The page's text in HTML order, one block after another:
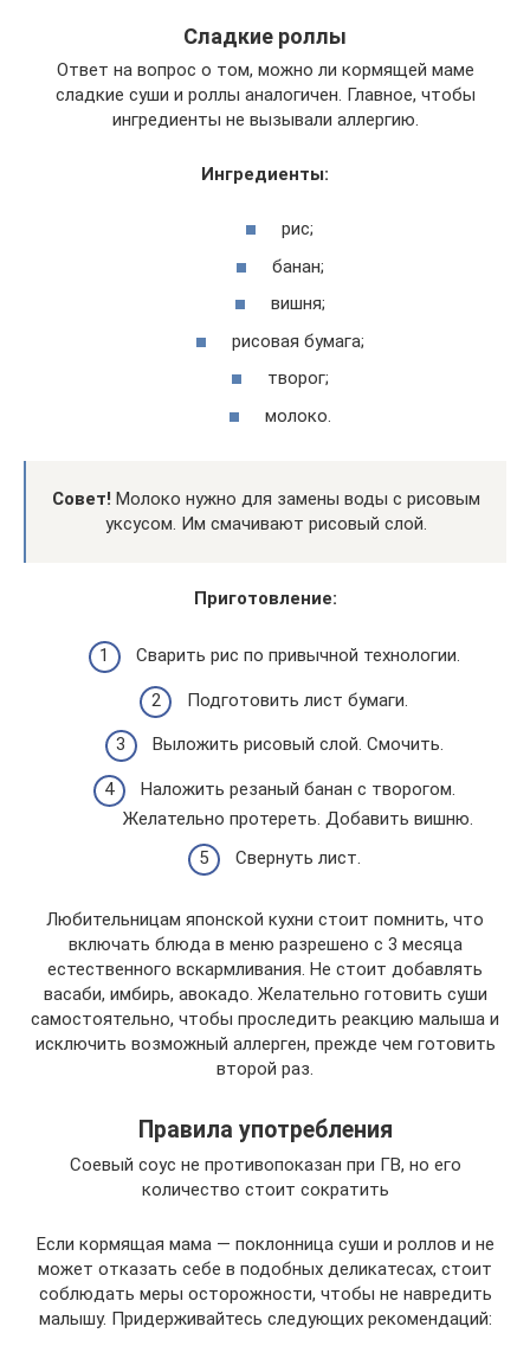
Сладкие роллы
Ответ на вопрос о том, можно ли кормящей маме
сладкие суши и роллы аналогичен. Главное, чтобы
ингредиенты не вызывали аллергию.
Ингредиенты:
рис;
банан;
вишня;
рисовая бумага;
творог;
молоко.
Совет! Молоко нужно для замены воды с рисовым
уксусом. Им смачивают рисовый слой.
Приготовление:
Сварить рис по привычной технологии.
Подготовить лист бумаги.
Выложить рисовый слой. Смочить.
Наложить резаный банан с творогом.
Желательно протереть. Добавить вишню.
Свернуть лист.
Любительницам японской кухни стоит помнить, что
включать блюда в меню разрешено с 3 месяца
естественного вскармливания. Не стоит добавлять
васаби, имбирь, авокадо. Желательно готовить суши
самостоятельно, чтобы проследить реакцию малыша и
исключить возможный аллерген, прежде чем готовить
второй раз.
Правила употребления
Соевый соус не противопоказан при ГВ, но его
количество стоит сократить
Если кормящая мама — поклонница суши и роллов и не
может отказать себе в подобных деликатесах, стоит
соблюдать меры осторожности, чтобы не навредить
малышу. Придерживайтесь следующих рекомендаций: